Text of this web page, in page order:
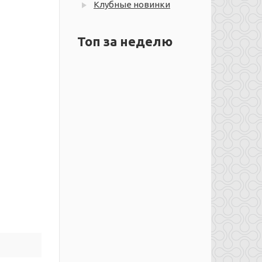
Клубные новинки
Топ за неделю